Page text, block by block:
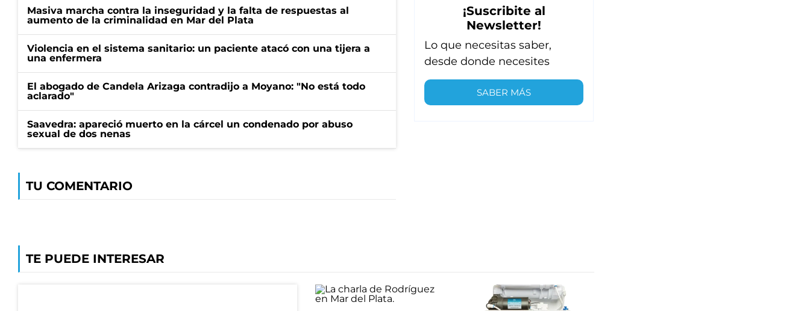
Masiva marcha contra la inseguridad y la falta de respuestas al
aumento de la criminalidad en Mar del Plata
Violencia en el sistema sanitario: un paciente atacó con una tijera a
una enfermera
El abogado de Candela Arizaga contradijo a Moyano: "No está todo
aclarado"
Saavedra: apareció muerto en la cárcel un condenado por abuso
sexual de dos nenas
TU COMENTARIO
¡Suscribite al
Newsletter!
Lo que necesitas saber,
desde donde necesites
SABER MÁS
TE PUEDE INTERESAR